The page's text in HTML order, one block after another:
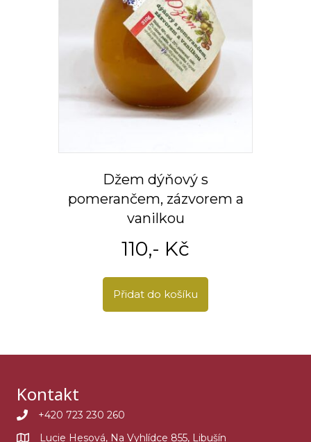
Džem dýňový s
pomerančem, zázvorem a
vanilkou
110,- Kč
Přidat do košíku
Kontakt
+420 723 230 260
Lucie Hesová, Na Vyhlídce 855, Libušín